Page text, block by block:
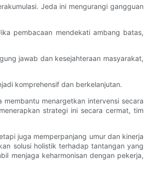
Jeda ini mengurangi gangguan
pembacaan mendekati ambang batas,
jawab dan kesejahteraan masyarakat,
komprehensif dan berkelanjutan.
menargetkan intervensi secara
strategi ini secara cermat, tim
juga memperpanjang umur dan kinerja
solusi holistik terhadap tantangan yang
menjaga keharmonisan dengan pekerja,